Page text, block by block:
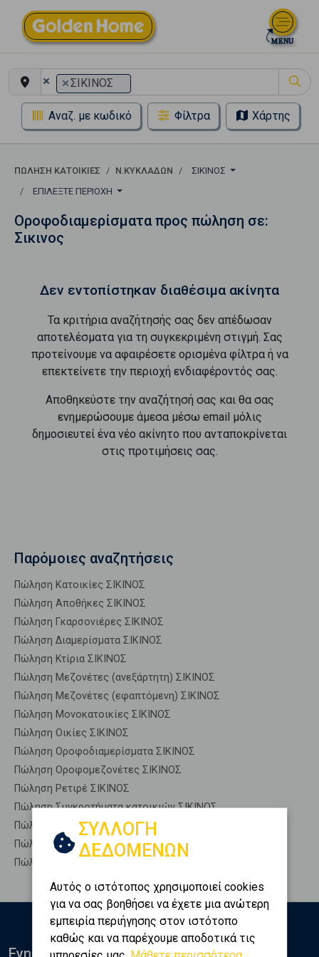
× ×ΣΙΚΙΝΟΣ
Αναζ. με κωδικό Φίλτρα Χάρτης
ΠΏΛΗΣΗ ΚΑΤΟΙΚΊΕΣ Ν.ΚΥΚΛΑΔΩΝ
ΣΙΚΙΝΟΣ
ΕΠΙΛΈΞΤΕ ΠΕΡΙΟΧΉ
Οροφοδιαμερίσματα προς πώληση σε:
Σικινος
Δεν εντοπίστηκαν διαθέσιμα ακίνητα
Τα κριτήρια αναζήτησής σας δεν απέδωσαν
αποτελέσματα για τη συγκεκριμένη στιγμή. Σας
προτείνουμε να αφαιρέσετε ορισμένα φίλτρα ή να
επεκτείνετε την περιοχή ενδιαφέροντός σας.
Αποθηκεύστε την αναζήτησή σας και θα σας
ενημερώσουμε άμεσα μέσω email μόλις
δημοσιευτεί ένα νέο ακίνητο που ανταποκρίνεται
στις προτιμήσεις σας.
Παρόμοιες αναζητήσεις
Πώληση Κατοικίες ΣΙΚΙΝΟΣ
Πώληση Αποθήκες ΣΙΚΙΝΟΣ
Πώληση Γκαρσονιέρες ΣΙΚΙΝΟΣ
Πώληση Διαμερίσματα ΣΙΚΙΝΟΣ
Πώληση Κτίρια ΣΙΚΙΝΟΣ
Πώληση Μεζονέτες (ανεξάρτητη) ΣΙΚΙΝΟΣ
Πώληση Μεζονέτες (εφαπτόμενη) ΣΙΚΙΝΟΣ
Πώληση Μονοκατοικίες ΣΙΚΙΝΟΣ
Πώληση Οικίες ΣΙΚΙΝΟΣ
Πώληση Οροφοδιαμερίσματα ΣΙΚΙΝΟΣ
Πώληση Οροφομεζονέτες ΣΙΚΙΝΟΣ
Πώληση Ρετιρέ ΣΙΚΙΝΟΣ
Πώληση Συγκροτήματα κατοικιών ΣΙΚΙΝΟΣ
Πώληση Υπόγεια ΣΙΚΙΝΟΣ
Πώληση Υπόσκαφα ΣΙΚΙΝΟΣ
Πώληση Υπολ. υψουν ΣΙΚΙΝΟΣ
ΣΥΛΛΟΓΗ
ΔΕΔΟΜΕΝΩΝ
Αυτός ο ιστότοπος χρησιμοποιεί cookies
για να σας βοηθήσει να έχετε μια ανώτερη
εμπειρία περιήγησης στον ιστότοπο
καθώς και να παρέχουμε αποδοτικά τις
Ενημερωθείτε